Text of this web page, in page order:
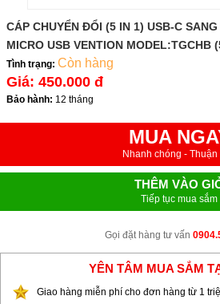
CÁP CHUYỂN ĐỔI (5 IN 1) USB-C
MICRO USB VENTION MODEL:TGCHB
Tình trạng: Còn hàng
Giá: 450.000 đ
Bảo hành: 12 tháng
MUA
Nhanh chóng - Thuận
THÊM VÀO
Tiếp tục mua sắm
Gọi đặt hàng tư vấn
YÊN TÂM MUA SẮM
Giao hàng miễn phí cho đơn hàng từ 1